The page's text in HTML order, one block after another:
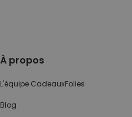
À propos
L'équipe CadeauxFolies
Blog